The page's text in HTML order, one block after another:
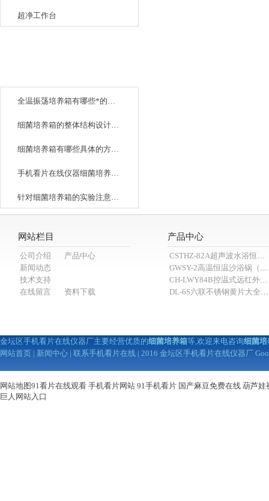
超净工作台
全温振荡培养箱有哪些*的性能
细菌培养箱的整体结构设计的十分合理
细菌培养箱有哪些具体的方法？
手机看片在线仪器细菌培养箱使用说明分享
针对细菌培养箱的实验注意事项有哪些？
网站栏目
公司介绍
产品中心
新闻动态
技术支持
在线留言
资料下载
产品中心
CSTHZ-82A超声波水浴恒温91看片黄软件
GWSY-2高温恒温沙浴锅（600℃）
CH-LWY84B控温式远红外消煮炉
DL-6S六联不锈钢黄片大全APP91看片（抽滤装置）
金坛区手机看片在线仪器厂主要经营优质的细菌培养箱等,欢迎来电咨询细菌培
网站首页 | 新闻中心 | 联系手机看片在线 | 2016 金坛区手机看片在线仪器厂
网站地图91看片在线观看 手机看片网站 91手机看片 国产麻豆免费在线 葫芦娃
巨人网站入口